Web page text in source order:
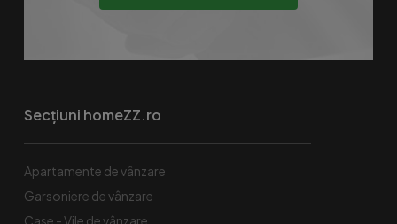
Secțiuni homeZZ.ro
Apartamente de vânzare
Garsoniere de vânzare
Case - Vile de vânzare